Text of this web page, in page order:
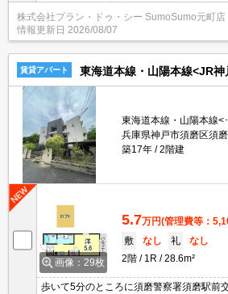
化粧台が付いております。収納はシュー
ど豊富なので、衣類や履き物の整理がし
歩10分に立地する、魅力的な駅近物件で
イバシーが守られるのが角部屋です。
株式会社プラン・ドゥ・シー SumoSumo元町店
情報更新日 2026/08/07
賃貸アパート 東海道本線・山陽本線<JR神戸
東海道本線・山陽本線<
兵庫県神戸市須磨区須
築17年
2階建
画像：29枚
5.7万円(管理費等：
敷
なし 礼
なし
2階
1R 28.6m²
歩いて5分のところに須磨警察署須磨駅前